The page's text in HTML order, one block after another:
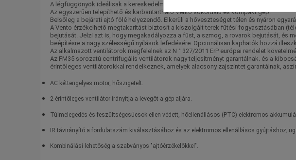
A légfüggönyök ideálisak a kereskedelmi légkondicionáláshoz.
Az egyszerűen telepíthető és karbantartható Vento sokoldalú és kompakt gép.
Belsőleg a bejárati ajtó fölé helyezendő. Elkerüli a hőveszteséget télen és nyáron
A Vento érzékelhető megtakarítást biztosít a kiszolgált terek fűtési fogyasztásában
bejutását. Jelzi azt is, hogy megakadályozza a füst, a szmog, a rovarok bejutását,
beépítésre a nagy szélességű nyílások lefedésére. Opcionálisan kaphatók hozzá
Az alkalmazott ventilátorok megfelelnek az N ° 327/2011 ErP európai rendelet
Az FM35 sorozatú centrifugális ventilátorok nagy teljesítményt garantálnak. és a
érintőleges ventilátorokkal rendelkeznek, amelyek alacsony zajszintet garantálnak,
AC kéttengelyes motor, hőszigetelt.
2 érintőleges ventilátor irányítja a levegőt a gép aljára.
Túlmelegedés és feszültségcsúcsok ellen védett, hőellenállásos (PTC) elektromos
IR távirányító a fordulatszám kiválasztásához és az elektromos ellenállásos gyújtáshoz;
Kombinálási lehetőség a szabványos "ajtóérzékelőkkel".